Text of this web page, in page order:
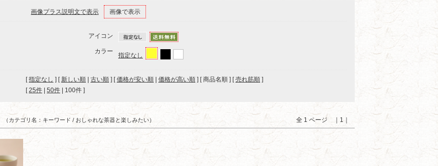
画像プラス説明文で表示 画像で表示
アイコン
カラー
指定なし
[指定なし ] [ 新しい順 古い順 ] [価格が安い順 価格が高い順 ] [ 商品名順 ] [売れ筋順 ]
[ 25件 50件 100件 ]
全 1 ページ ｜1｜
（カテゴリ名：キーワード / おしゃれな茶器と楽しみたい）